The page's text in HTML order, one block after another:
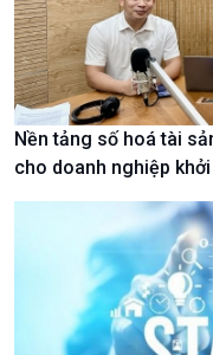
Nền tảng số hoá tài
cho doanh nghiệp